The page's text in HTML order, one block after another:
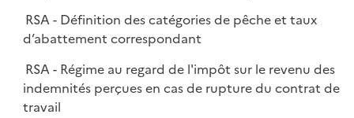
RSA - Définition des catégories de pêche et taux
d’abattement correspondant
RSA - Régime au regard de l'impôt sur le revenu des
indemnités perçues en cas de rupture du contrat de
travail